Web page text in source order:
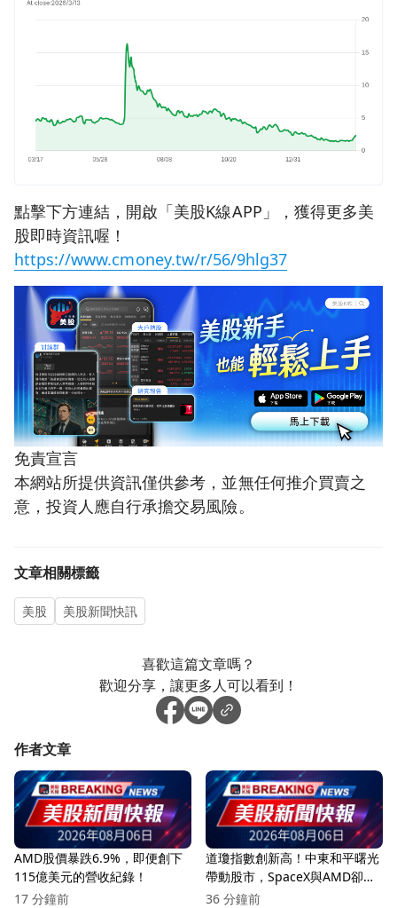
點擊下方連結，開啟「美股K線APP」，獲得更多美
股即時資訊喔！
https://www.cmoney.tw/r/56/9hlg37
免責宣言
本網站所提供資訊僅供參考，並無任何推介買賣之
意，投資人應自行承擔交易風險。
文章相關標籤
美股 美股新聞快訊
喜歡這篇文章嗎？
歡迎分享，讓更多人可以看到！
作者文章
AMD股價暴跌6.9%，即便創下
115億美元的營收紀錄！
17 分鐘前
道瓊指數創新高！中東和平曙光
帶動股市，SpaceX與AMD卻遭
重挫
36 分鐘前